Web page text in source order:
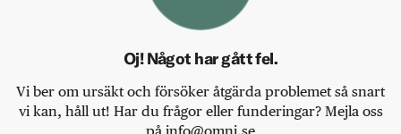
Oj! Något har gått fel.
Vi ber om ursäkt och försöker åtgärda problemet så snart
vi kan, håll ut! Har du frågor eller funderingar? Mejla oss